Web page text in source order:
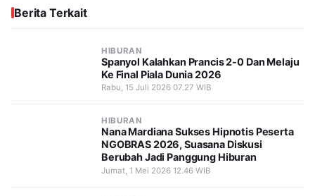
Berita Terkait
HIBURAN
Spanyol Kalahkan Prancis 2-0 Dan Melaju
Ke Final Piala Dunia 2026
Rabu, 15 Juli 2026 07.27 WIB
HIBURAN
Nana Mardiana Sukses Hipnotis Peserta
NGOBRAS 2026, Suasana Diskusi
Berubah Jadi Panggung Hiburan
Jumat, 1 Mei 2026 12.46 WIB